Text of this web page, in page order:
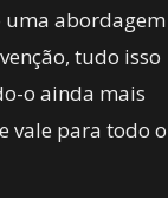
uma abordagem
tudo isso
o ainda mais
vale para todo o